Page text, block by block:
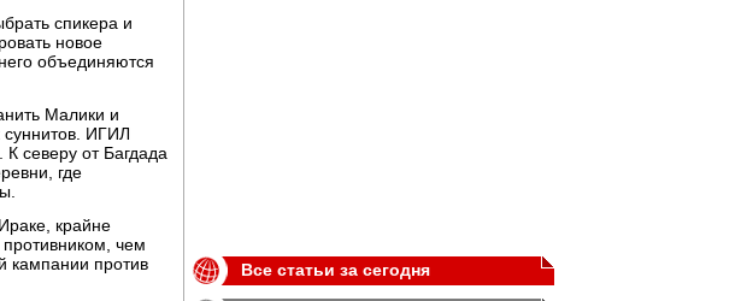
спикера и
новое
объединяются
Малики и
суннитов. ИГИЛ
северу от Багдада
где
крайне
чем
кампании против
Все статьи за сегодня